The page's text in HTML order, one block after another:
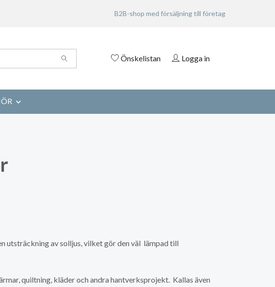
B2B-shop med försäljning till företag
Önskelistan Logga in
utsträckning av solljus, vilket gör den väl lämpad till
quiltning, kläder och andra hantverksprojekt. Kallas även